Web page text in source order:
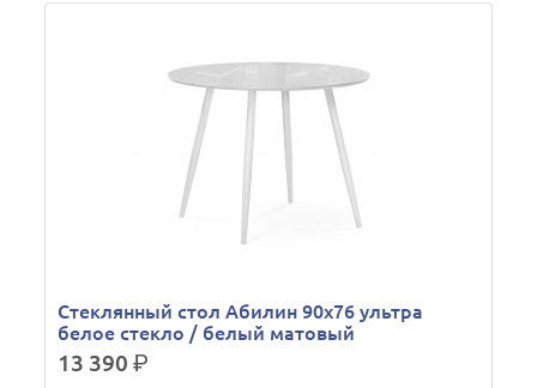
Стеклянный стол Абилин 90х76 ультра
белое стекло / белый матовый
13 390р.